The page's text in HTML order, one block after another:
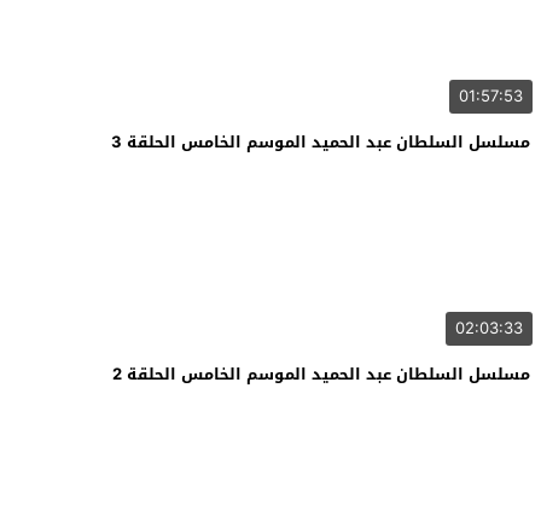
01:57:53
مسلسل السلطان عبد الحميد الموسم الخامس الحلقة 3
02:03:33
مسلسل السلطان عبد الحميد الموسم الخامس الحلقة 2